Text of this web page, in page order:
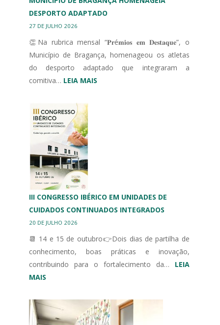
DESPORTO ADAPTADO
27 DE JULHO 2026
👏Na rubrica mensal “𝐏𝐫é𝐦𝐢𝐨𝐬 𝐞𝐦 𝐃𝐞𝐬𝐭𝐚𝐪𝐮𝐞”, o
Município de Bragança, homenageou os atletas
do desporto adaptado que integraram a
comitiva… LEIA MAIS:
III CONGRESSO IBÉRICO EM UNIDADES DE
CUIDADOS CONTINUADOS INTEGRADOS
20 DE JULHO 2026
📆 14 e 15 de outubro👉Dois dias de partilha de
conhecimento, boas práticas e inovação,
contribuindo para o fortalecimento da… LEIA
MAIS:
CONGRESSO
IBÉRICO